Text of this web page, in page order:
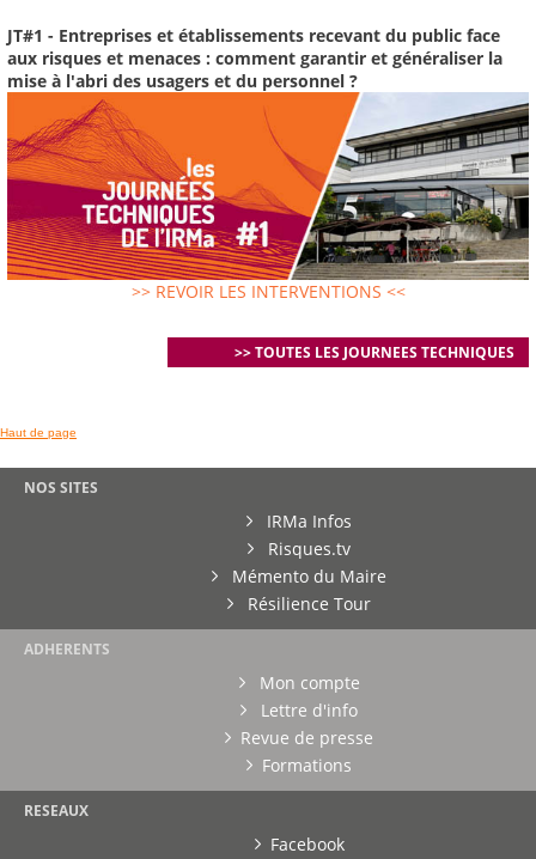
JT#1 - Entreprises et établissements recevant du public face
aux risques et menaces : comment garantir et généraliser la
mise à l'abri des usagers et du personnel ?
>> REVOIR LES INTERVENTIONS <<
>> TOUTES LES JOURNEES TECHNIQUES
Haut de page
NOS SITES
IRMa Infos
Risques.tv
Mémento du Maire
Résilience Tour
ADHERENTS
Mon compte
Lettre d'info
Revue de presse
Formations
RESEAUX
Facebook